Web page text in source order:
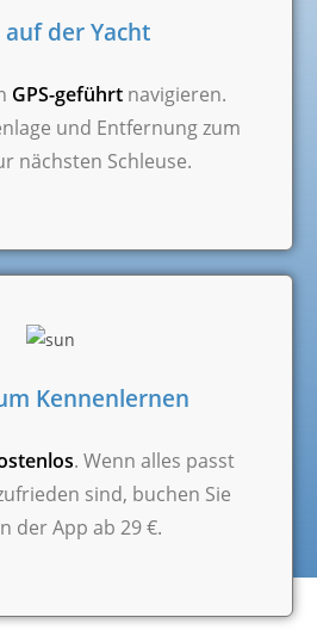
auf der Yacht
GPS-geführt navigieren.
und Entfernung zum
nächsten Schleuse.
Kennenlernen
. Wenn alles passt
sind, buchen Sie
der App ab 29 €.